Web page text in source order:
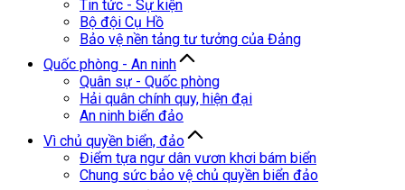
Tin tức - Sự kiện
Bộ đội Cụ Hồ
Bảo vệ nền tảng tư tưởng của Đảng
Quốc phòng - An ninh
Quân sự - Quốc phòng
Hải quân chính quy, hiện đại
An ninh biển đảo
Vì chủ quyền biển, đảo
Điểm tựa ngư dân vươn khơi bám biển
Chung sức bảo vệ chủ quyền biển đảo